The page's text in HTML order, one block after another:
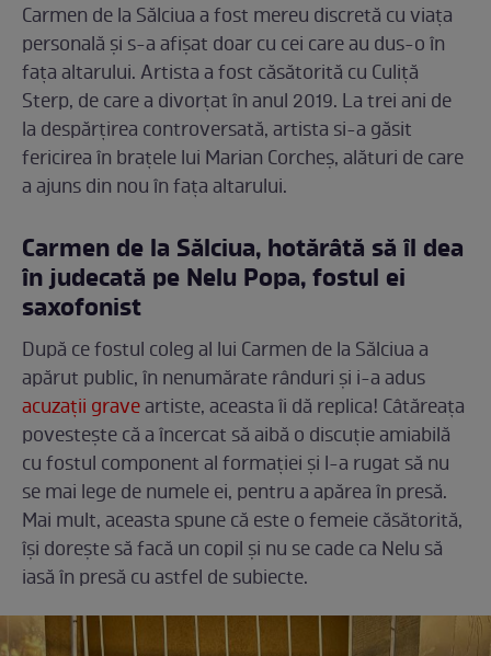
Carmen de la Sălciua a fost mereu discretă cu viața
personală și s-a afișat doar cu cei care au dus-o în
fața altarului. Artista a fost căsătorită cu Culiță
Sterp, de care a divorțat în anul 2019. La trei ani de
la despărțirea controversată, artista si-a găsit
fericirea în brațele lui Marian Corcheș, alături de care
a ajuns din nou în fața altarului.
Carmen de la Sălciua, hotărâtă să îl dea
în judecată pe Nelu Popa, fostul ei
saxofonist
După ce fostul coleg al lui Carmen de la Sălciua a
apărut public, în nenumărate rânduri și i-a adus
acuzații graveartiste, aceasta îi dă replica! Câtăreața
povestește că a încercat să aibă o discuție amiabilă
cu fostul component al formației și l-a rugat să nu
se mai lege de numele ei, pentru a apărea în presă.
Mai mult, aceasta spune că este o femeie căsătorită,
își dorește să facă un copil și nu se cade ca Nelu să
iasă în presă cu astfel de subiecte.